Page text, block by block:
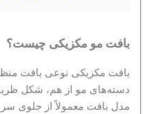
بافت مو مکزیکی چیست؟
بافت مکزیکی نوعی بافت
دسته‌های مو از هم، شکل
مدل بافت معمولاً از جلوی